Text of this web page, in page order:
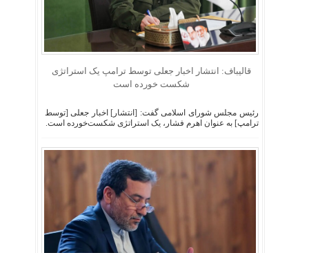
قالیباف: انتشار اخبار جعلی توسط ترامپ یک استراتژی
شکست خورده است
رئیس مجلس شورای اسلامی گفت: [انتشار] اخبار جعلی [توسط
ترامپ] به عنوان اهرم فشار، یک استراتژی شکست‌خورده است.